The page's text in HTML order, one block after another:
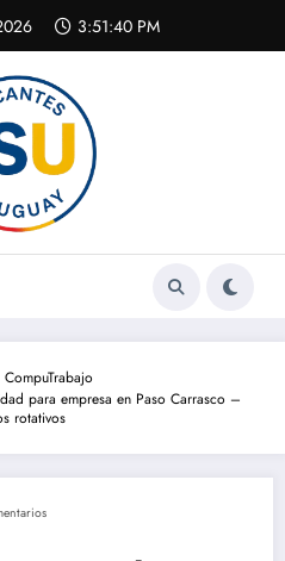
3:51:41 PM
CompuTrabajo
para empresa en Paso Carrasco –
rotativos